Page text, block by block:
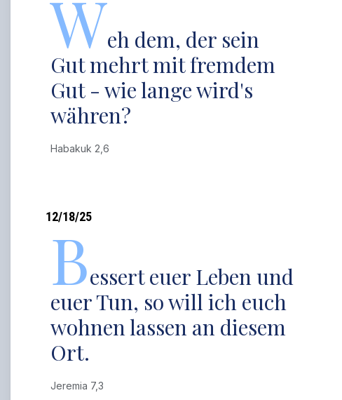
Weh dem, der sein
Gut mehrt mit fremdem
Gut - wie lange wird's
währen?
Habakuk 2,6
12/18/25
Bessert euer Leben und
euer Tun, so will ich euch
wohnen lassen an diesem
Ort.
Jeremia 7,3